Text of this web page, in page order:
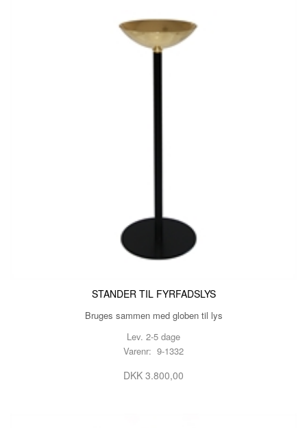
STANDER TIL FYRFADSLYS
Bruges sammen med globen til lys
Lev. 2-5 dage
Varenr: 9-1332
DKK 3.800,00